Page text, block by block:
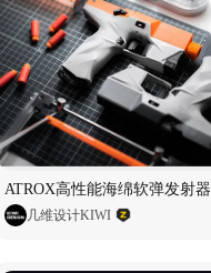
ATROX高性能海绵软弹发射器
几维设计KIWI